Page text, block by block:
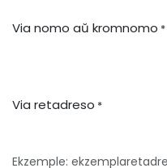
Via nomo aŭ kromnomo *
Via retadreso *
Ekzemple: